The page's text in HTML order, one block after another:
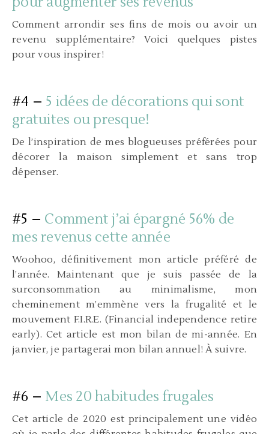
Comment arrondir ses fins de mois ou avoir un
revenu supplémentaire? Voici quelques pistes
pour vous inspirer!
#4 – 5 idées de décorations qui sont
gratuites ou presque!
De l’inspiration de mes blogueuses préférées pour
décorer la maison simplement et sans trop
dépenser.
#5 – Comment j’ai épargné 56% de
mes revenus cette année
Woohoo, définitivement mon article préféré de
l’année. Maintenant que je suis passée de la
surconsommation au minimalisme, mon
cheminement m’emmène vers la frugalité et le
mouvement F.I.R.E. (Financial independence retire
early). Cet article est mon bilan de mi-année. En
janvier, je partagerai mon bilan annuel! À suivre.
#6 – Mes 20 habitudes frugales
Cet article de 2020 est principalement une vidéo